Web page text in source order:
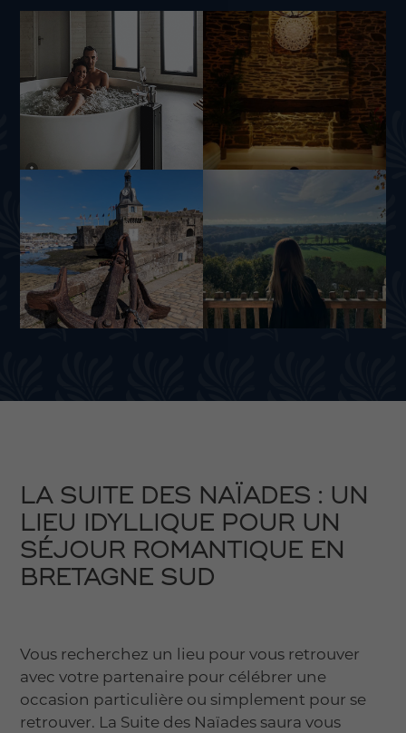
LA SUITE DES NAÏADES : UN
LIEU IDYLLIQUE POUR UN
SÉJOUR ROMANTIQUE EN
BRETAGNE SUD
Vous recherchez un lieu pour vous retrouver
avec votre partenaire pour célébrer une
occasion particulière ou simplement pour se
retrouver. La Suite des Naïades saura vous